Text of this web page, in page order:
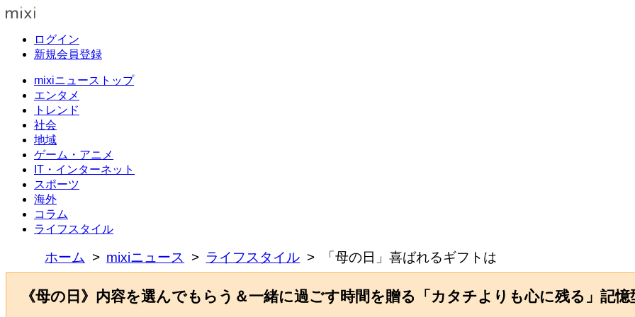
ログイン
新規会員登録
mixiニューストップ
エンタメ
トレンド
社会
地域
ゲーム・アニメ
IT・インターネット
スポーツ
海外
コラム
ライフスタイル
ホーム mixiニュース ライフスタイル 「母の日」喜ばれるギフトは
《母の日》内容を選んでもらう＆一緒に過ごす時間を贈る「カタチよりも心に残る」記憶